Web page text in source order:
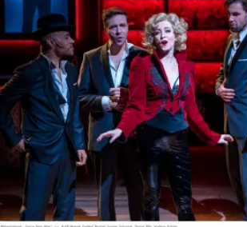
Vorstellungsbeginn 15.00 Uhr